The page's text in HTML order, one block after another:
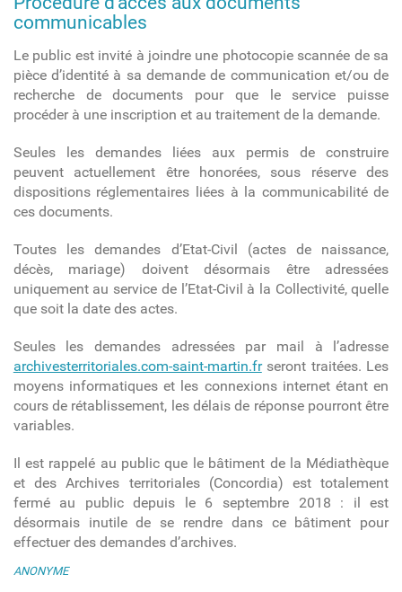
communicables
Le public est invité à joindre une photocopie scannée de sa
pièce d’identité à sa demande de communication et/ou de
recherche de documents pour que le service puisse
procéder à une inscription et au traitement de la demande.
Seules les demandes liées aux permis de construire
peuvent actuellement être honorées, sous réserve des
dispositions réglementaires liées à la communicabilité de
ces documents.
Toutes les demandes d’Etat-Civil (actes de naissance,
décès, mariage) doivent désormais être adressées
uniquement au service de l’Etat-Civil à la Collectivité, quelle
que soit la date des actes.
Seules les demandes adressées par mail à l’adresse
archivesterritoriales.com-saint-martin.fr seront traitées. Les
moyens informatiques et les connexions internet étant en
cours de rétablissement, les délais de réponse pourront être
variables.
Il est rappelé au public que le bâtiment de la Médiathèque
et des Archives territoriales (Concordia) est totalement
fermé au public depuis le 6 septembre 2018 : il est
désormais inutile de se rendre dans ce bâtiment pour
effectuer des demandes d’archives.
ANONYME